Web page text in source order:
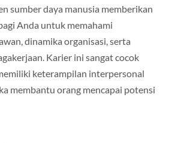
sumber daya manusia memberikan
Anda untuk memahami
dinamika organisasi, serta
Karier ini sangat cocok
keterampilan interpersonal
membantu orang mencapai potensi